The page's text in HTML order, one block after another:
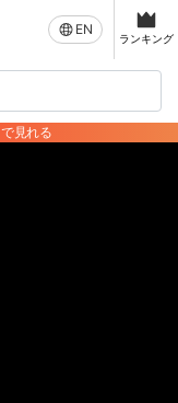
EN
ランキング
見れる